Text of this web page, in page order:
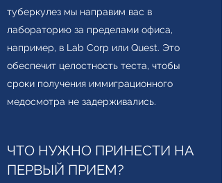
туберкулез мы направим вас в
лабораторию за пределами офиса,
например, в Lab Corp или Quest. Это
обеспечит целостность теста, чтобы
сроки получения иммиграционного
медосмотра не задерживались.
ЧТО НУЖНО ПРИНЕСТИ НА
ПЕРВЫЙ ПРИЕМ?